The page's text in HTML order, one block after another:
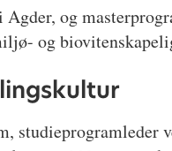
og
og
studieprogramleder